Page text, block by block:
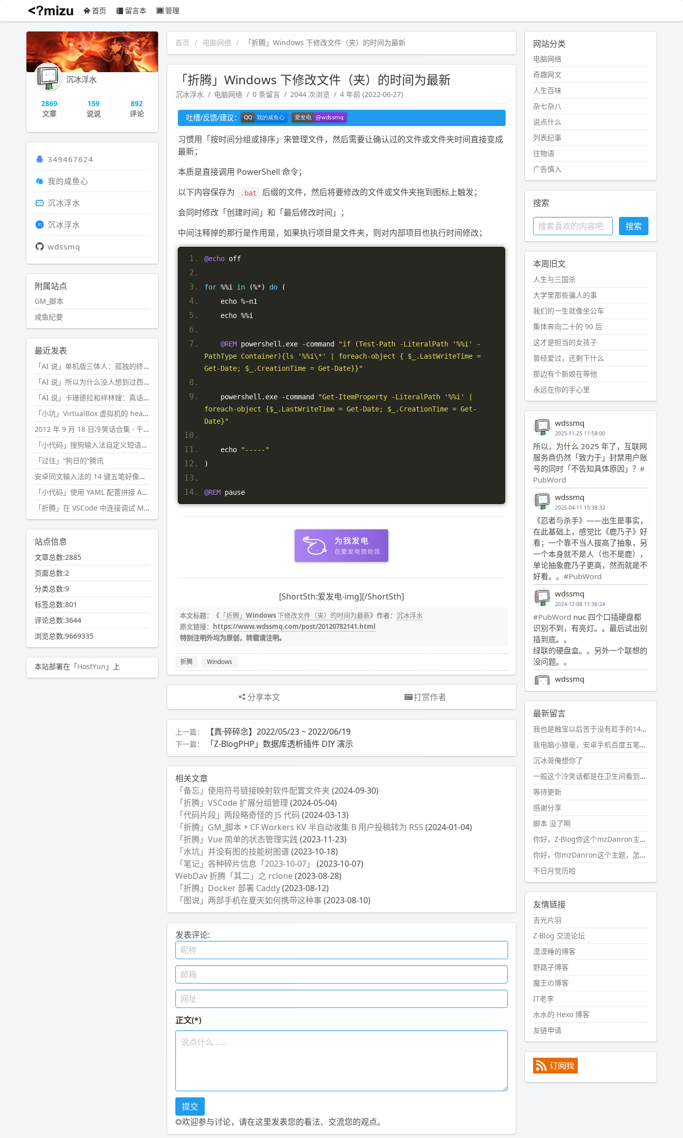
沉冰浮水 首页 留言本 管理
首页 电脑网络 「折腾」Windows 下修改文件（夹）的时间为最新
「折腾」Windows 下修改文件（夹）的时间为最新
沉冰浮水 电脑网络 0 条留言 2044 次浏览 4 年前 (2022-06-27)
吐槽/反馈/建议：
习惯用「按时间分组或排序」来管理文件，然后需要让确认过的文件或文件夹时间直接变成
最新；
本质是直接调用 PowerShell 命令；
以下内容保存为
.bat
后缀的文件，然后将要修改的文件或文件夹拖到图标上触发；
会同时修改「创建时间」和「最后修改时间」；
中间注释掉的那行是作用是，如果执行项目是文件夹，则对内部项目也执行时间修改；
@echo off
for %%i in (%*) do
(
    echo
%~n1
    echo
%%i
@REM powershell . exe -command
"if (Test-Path -LiteralPath '%%i' -
PathType Container){ls '%%i\*' | foreach-object { $_.LastWriteTime =
Get-Date; $_.CreationTime = Get-Date}}"
    powershell
. exe -command
"Get-ItemProperty -LiteralPath '%%i' |
foreach-object {$_.LastWriteTime = Get-Date; $_.CreationTime = Get-
Date}"
    echo
"-----"
)
@REM pause
[ShortSth:爱发电-img][/ShortSth]
本文标题：《「折腾」Windows 下修改文件（夹）的时间为最新》作者： 沉冰浮水
原文链接：
https://www.wdssmq.com/post/20120782141.html
特别注明外均为原创，转载请注明。
折腾 Windows
分享本文 打赏作者
上一篇： 【真·碎碎念】2022/05/23 ~ 2022/06/19
下一篇： 「Z-BlogPHP」数据库透析插件 DIY 演示
相关文章
「备忘」使用符号链接映射软件配置文件夹 (2024-09-30)
「折腾」VSCode 扩展分组管理 (2024-05-04)
「代码片段」两段略奇怪的 JS 代码 (2024-03-13)
「折腾」GM_脚本 + CF Workers KV 半自动收集 B 用户投稿转为 RSS (2024-01-04)
「折腾」Vue 简单的状态管理实践(2023-11-23)
「水坑」并没有图的技能树图谱(2023-10-18)
「笔记」各种碎片信息「2023-10-07」
(2023-10-07)
WebDav 折腾「其二」之 rclone(2023-08-28)
「折腾」Docker 部署 Caddy(2023-08-12)
「图说」两部手机在夏天如何携带这种事(2023-08-10)
发表评论:
正文(*)
◎欢迎参与讨论，请在这里发表您的看法、交流您的观点。
沉冰浮水
2869
文章
159
说说
892
评论
349467624
我的咸鱼心
沉冰浮水
沉冰浮水
wdssmq
附属站点
GM_脚本
咸鱼纪要
最近发表
「AI 说」单机版三体人：孤独的终极形态
「AI 说」所以为什么没人想到过西西弗斯的膝盖状态？
「AI 说」卡珊德拉和祥林嫂：真话者的悲剧
「小坑」VirtualBox 虚拟机的 headless 启动方式
2012 年 9 月 18 日冷笑话合集 - 千万别惹女人
「小代码」搜狗输入法自定义短语分片管理「Python」
「过往」“狗日的”腾讯
安卓同文输入法的 14 键五笔好像终于能用了?
「小代码」使用 YAML 配置拼接 AI 提示词，随机及条件语句
「折腾」在 VSCode 中连接调试 Microsoft Edge
站点信息
文章总数:2885
页面总数:2
分类总数:9
标签总数:801
评论总数:3644
浏览总数:9669335
本站部署在「HostYun 」上
网站分类
电脑网络
奇趣网文
人生百味
杂七杂八
说点什么
列表纪事
往物语
广告慎入
搜索
本周旧文
人生与三国杀
大学里那些骗人的事
我们的一生就像坐公车
集体奔向二十的 90 后
这才是担当的女孩子
曾经爱过，还剩下什么
那边有个新娘在等他
永远在你的手心里
wdssmq
2025-11-25 11:58:00
所以，为什么 2025 年了，互联网
服务商仍然「致力于」封禁用户账
号的同时「不告知具体原因」？ #
PubWord
wdssmq
2025-04-11 15:38:32
《忍者与杀手》——出生是事实，
在此基础上，感觉比《鹿乃子》好
看；一个靠不当人拔高了抽象，另
一个本身就不是人（也不是鹿），
单论抽象鹿乃子更高，然而就是不
好看。。 #PubWord
wdssmq
2024-12-08 11:36:24
#PubWord nuc 四个口插硬盘都
识别不到，有亮灯。。最后试出别
插到底。。
绿联的硬盘盒。。另外一个联想的
没问题。。
wdssmq
2024-11-19 17:31:51
#PubWord近期观影记录：超级
马里奥，死侍与金刚狼。。
wdssmq
2024-10-08 10:12:25
#PubWord搬家也告一段落，虽
然搬过来的东西还得归置，新衣柜
虽说已经散俩月味儿了，但还是不
想放衣服进去。
wdssmq
2024-09-23 21:00:49
#PubWord
一次？？碎雨集_沉冰浮水_第1页
https://www.wdssmq.com/ta
g/%E7%A2%8E%E9%9B%A8%E
9%9B%86/
wdssmq
2024-09-23 20:58:40
话，2024 年目前只发了 13 条
嘟？？？？
wdssmq
2024-09-15 10:32:07
#PubWordVSCode 内 git 操作卡
住的时候没办法主动取消一直是个
痛点，一般都是推送或拉取，今天
连提交都卡了。。
wdssmq
#PubWord又一个夏天过去了，
所以今年也没买防水鞋套；然后天
凉了，为了应对踢被子买了睡袋，
不知道 1.2 米会不会略窄。。
最新留言
我也是触宝以后苦于没有趁手的14键五笔键盘久矣上面那位兄台用的百度双键点划布局我也用过很久，那个皮肤做得很粗糙，个别键位的触发区域是错位的，快速打字时很容易出错，修改它的皮肤文件校正后勉强能用，但早年出的皮肤分辨率太低，实在谈不上美观。百度小米定制版的商店里有一个"小黑板"皮肤还不错(百度官方输入法商店里没有)，但那个风格我不喜欢这两天找到了一个叫"森林集"的公众号，开发了海量的皮肤，很多都有14键版本，付费但很便宜，几块钱，终于有自己满意的输入法了搜了一下，这个工作室还是百度的官方合作伙伴，不知道为什么14键作品都不在官方商店上架，难道是百度官方在刻意放弃14键？
我电脑小狼毫，安卓手机百度五笔，皮肤用的双键点划，挺好的。
沉冰哥俺想你了
一般这个冷笑话都是在卫生间看到的多
等待更新
感谢分享
脚本 没了啊
你好，Z-Blog你这个mzDanron主题，怎么去除文章标题图像和文章摘要，仅显示标题，感谢回复！
你好，你mzDanron这个主题，怎么去除文章标题的图像和文章摘要！仅显示标题，感谢回复解决！
不日月觉历哈
友情链接
吉光片羽
Z-Blog 交流论坛
漠漠睡的博客
野路子博客
魔王の博客
IT老李
水水的 Hexo 博客
友链申请